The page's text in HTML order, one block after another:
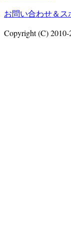
お問い合わせ＆
Copyright (C) 2010-